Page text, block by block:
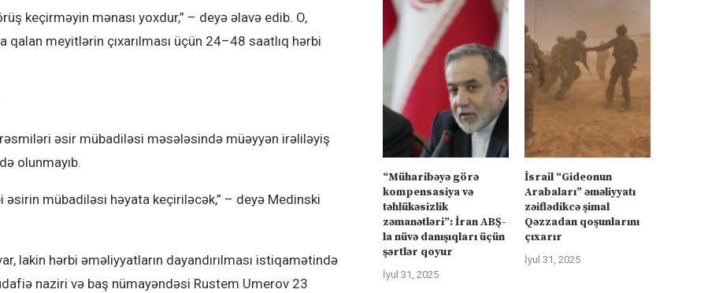
keçirməyin mənası yoxdur,” – deyə əlavə edib. O,
meyitlərin çıxarılması üçün 24–48 saatlıq hərbi
rəsmiləri əsir mübadiləsi məsələsində müəyyən irəliləyiş
olunmayıb.
əsirin mübadiləsi həyata keçiriləcək,” – deyə Medinski
lakin hərbi əməliyyatların dayandırılması istiqamətində
naziri və baş nümayəndəsi Rustem Umerov 23
“Müharibəyə görə
kompensasiya və
təhlükəsizlik
zəmanətləri”: İran ABŞ-
la nüvə danışıqları üçün
şərtlər qoyur
İyul 31, 2025
İsrail “Gideonun
Arabaları” əməliyyatı
zəiflədikcə şimal
Qəzzadan qoşunlarını
çıxarır
İyul 31, 2025